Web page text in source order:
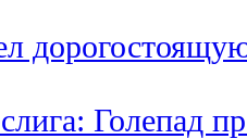
Голепад